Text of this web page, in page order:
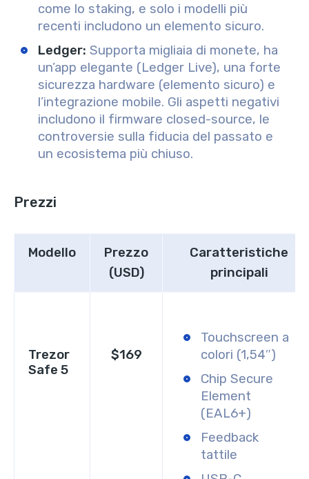
come lo staking, e solo i modelli più
recenti includono un elemento sicuro.
Ledger: Supporta migliaia di monete, ha
un’app elegante (Ledger Live), una forte
sicurezza hardware (elemento sicuro) e
l’integrazione mobile. Gli aspetti negativi
includono il firmware closed-source, le
controversie sulla fiducia del passato e
un ecosistema più chiuso.
Prezzi
Modello
Prezzo
(USD)
Caratteristiche
principali
Trezor
Safe 5
$169
Touchscreen a
colori (1,54″)
Chip Secure
Element
(EAL6+)
Feedback
tattile